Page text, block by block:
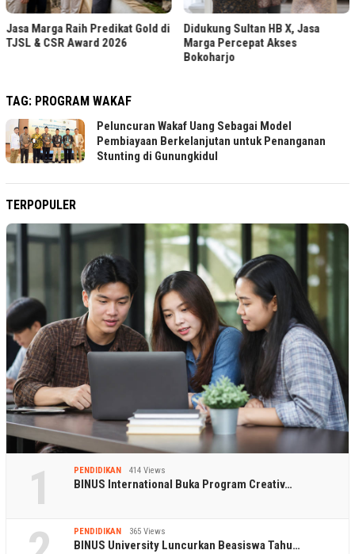
Jasa Marga Raih Predikat Gold di
TJSL & CSR Award 2026
Didukung Sultan HB X, Jasa
Marga Percepat Akses
Bokoharjo
TAG: PROGRAM WAKAF
Peluncuran Wakaf Uang Sebagai Model
Pembiayaan Berkelanjutan untuk Penanganan
Stunting di Gunungkidul
TERPOPULER
1 PENDIDIKAN 414 Views
BINUS International Buka Program Creativ…
PENDIDIKAN 365 Views
BINUS University Luncurkan Beasiswa Tahu…